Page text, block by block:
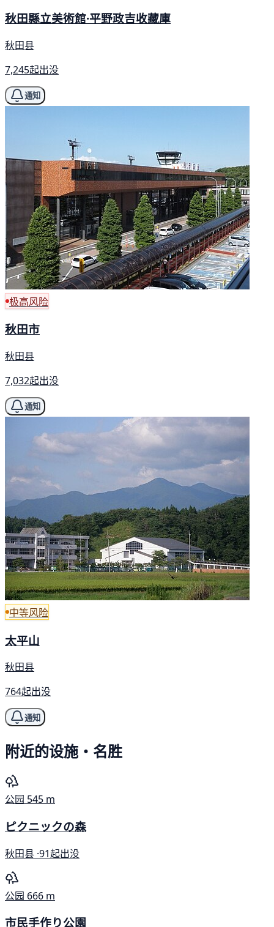
秋田縣立美術館·平野政吉收藏庫
秋田县
7,245起出没
通知
极高风险
秋田市
秋田县
7,032起出没
通知
中等风险
太平山
秋田县
764起出没
通知
附近的设施・名胜
公园 545 m
ピクニックの森
秋田县 ·91起出没
公园 666 m
市民手作り公園